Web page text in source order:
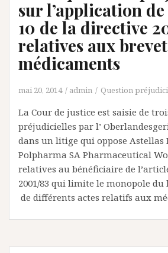
sur l’application
10 de la directive
relatives aux
médicaments
mai 20, 2014 admin Question
La Cour de justice est saisie de
préjudicielles par l’
dans un litige qui oppose Astellas
Polpharma SA Pharmaceutical
relatives au bénéficiaire de
2001/83 qui limite le monopole
de différents actes relatifs aux